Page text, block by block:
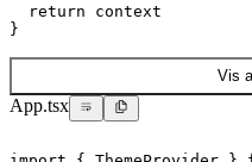
return context
}
Vis
App.tsx